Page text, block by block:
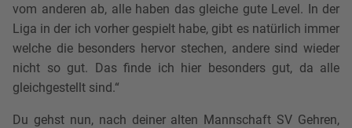
vom anderen ab, alle haben das gleiche gute Level. In der
Liga in der ich vorher gespielt habe, gibt es natürlich immer
welche die besonders hervor stechen, andere sind wieder
nicht so gut. Das finde ich hier besonders gut, da alle
gleichgestellt sind.“
Du gehst nun, nach deiner alten Mannschaft SV Gehren,